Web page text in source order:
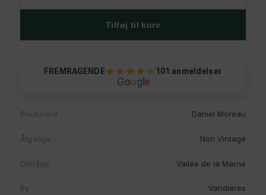
2020
Tilføj til kurv
FREMRAGENDE 101 anmeldelser
Google
Producent Daniel Moreau
Årgange Non Vintage
Område Vallée de la Marne
By Vandieres